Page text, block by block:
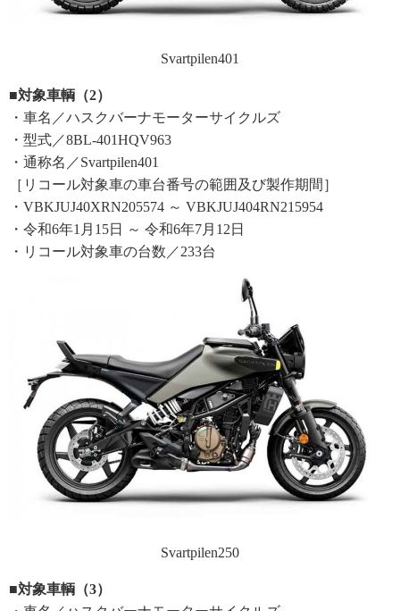
Svartpilen401
■対象車輌（2）
・車名／ハスクバーナモーターサイクルズ
・型式／8BL-401HQV963
・通称名／Svartpilen401
［リコール対象車の車台番号の範囲及び製作期間］
・VBKJUJ40XRN205574 ～ VBKJUJ404RN215954
・令和6年1月15日 ～ 令和6年7月12日
・リコール対象車の台数／233台
Svartpilen250
■対象車輌（3）